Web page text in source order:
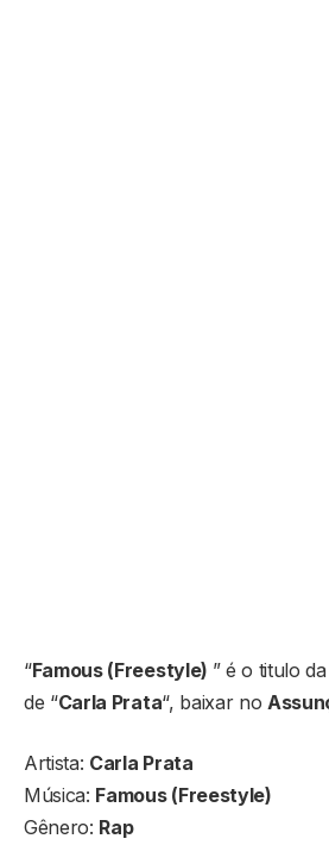
“Famous (Freestyle) ” é o titulo
de “Carla Prata“, baixar no
Artista: Carla Prata
Música: Famous (Freestyle)
Gênero: Rap